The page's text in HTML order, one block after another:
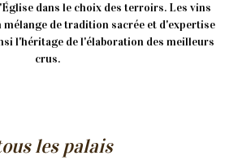
dans le choix des terroirs. Les vins
de tradition sacrée et d'expertise
l'héritage de l'élaboration des meilleurs
crus.
les palais